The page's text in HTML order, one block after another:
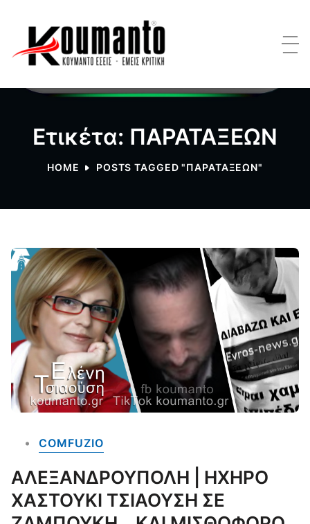
Ετικέτα: ΠΑΡΑΤΑΞΕΩΝ
HOME POSTS TAGGED "ΠΑΡΑΤΑΞΕΩΝ"
COMFUZIO
ΑΛΕΞΑΝΔΡΟΥΠΟΛΗ | ΗΧΗΡΟ
ΧΑΣΤΟΥΚΙ ΤΣΙΑΟΥΣΗ ΣΕ